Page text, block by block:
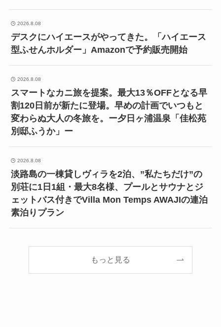
2026.8.08
デスクにハイエースがやってきた。「ハイエース
型ふせんホルダー」Amazonで予約販売開始
2026.8.08
スマートなカニ旅を提案。最大13％OFFとなる早
割120日前が新たに登場。早めの計画でいつもと
変わらぬ大人の冬旅を。ー夕日ヶ浦温泉「佳松苑
別邸ふうか」ー
2026.8.08
淡路島の一棟貸しヴィラを2泊、”私たちだけ”の
別荘に1日1組・最大8名様、プールとサウナとジ
ェットバス付きでVilla Mon Temps AWAJIの連泊
素泊りプラン
もっと見る